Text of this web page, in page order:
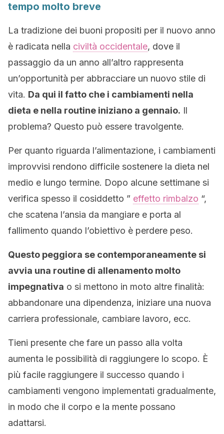
tempo molto breve
La tradizione dei buoni propositi per il nuovo anno
è radicata nella civiltà occidentale, dove il
passaggio da un anno all’altro rappresenta
un’opportunità per abbracciare un nuovo stile di
vita. Da qui il fatto che i cambiamenti nella
dieta e nella routine iniziano a gennaio. Il
problema? Questo può essere travolgente.
Per quanto riguarda l’alimentazione, i cambiamenti
improvvisi rendono difficile sostenere la dieta nel
medio e lungo termine. Dopo alcune settimane si
verifica spesso il cosiddetto ” effetto rimbalzo “,
che scatena l’ansia da mangiare e porta al
fallimento quando l’obiettivo è perdere peso.
Questo peggiora se contemporaneamente si
avvia una routine di allenamento molto
impegnativa o si mettono in moto altre finalità:
abbandonare una dipendenza, iniziare una nuova
carriera professionale, cambiare lavoro, ecc.
Tieni presente che fare un passo alla volta
aumenta le possibilità di raggiungere lo scopo. È
più facile raggiungere il successo quando i
cambiamenti vengono implementati gradualmente,
in modo che il corpo e la mente possano
adattarsi.